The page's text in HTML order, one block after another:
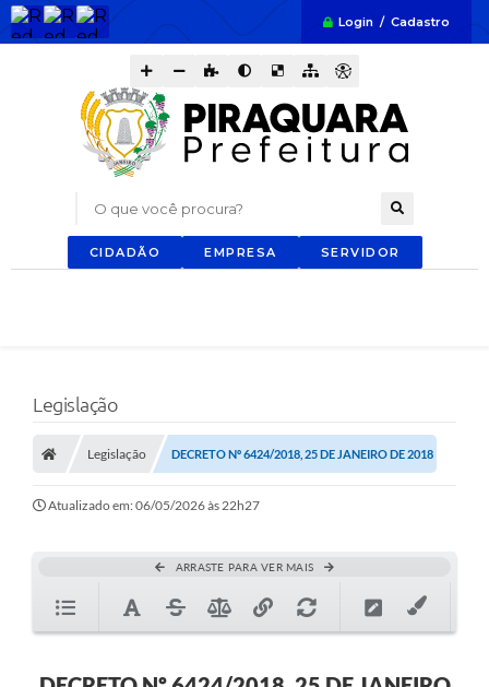
Login / Cadastro
O que você procura?
CIDADÃO EMPRESA SERVIDOR
Legislação
Legislação DECRETO Nº 6424/2018, 25 DE JANEIRO DE 2018
Atualizado em: 06/05/2026 às 22h27
ARRASTE PARA VER MAIS